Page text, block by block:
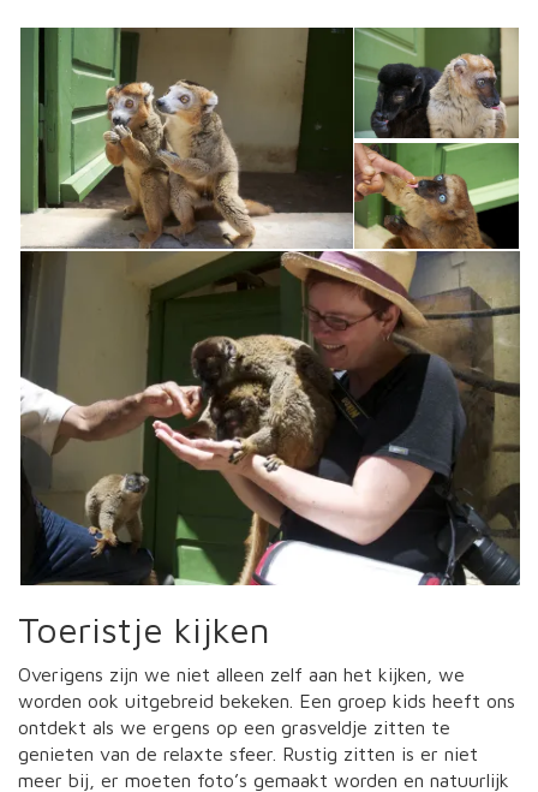
Toeristje kijken
Overigens zijn we niet alleen zelf aan het kijken, we
worden ook uitgebreid bekeken. Een groep kids heeft ons
ontdekt als we ergens op een grasveldje zitten te
genieten van de relaxte sfeer. Rustig zitten is er niet
meer bij, er moeten foto’s gemaakt worden en natuurlijk